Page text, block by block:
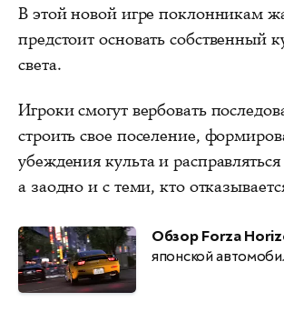
В этой новой игре поклонникам
предстоит основать собственный
света.
Игроки смогут вербовать
строить свое поселение,
убеждения культа и
а заодно и с теми, кто
Обзор Forza
японской